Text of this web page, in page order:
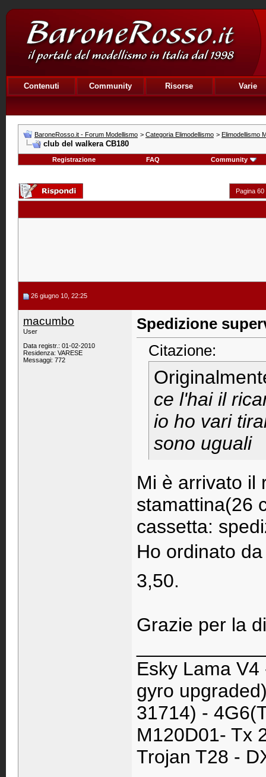
Contenuti Community Risorse Varie
BaroneRosso.it - Forum Modellismo > Categoria Elimodellismo > Elimodellismo
club del walkera CB180
Registrazione FAQ Community
Pagina 60
26 giugno 10, 22:25
macumbo
User
Data registr.: 01-02-2010
Residenza: VARESE
Messaggi: 772
Spedizione
Citazione:
ce l'hai il
io ho vari
sono uguali
Mi è arrivato il
stamattina(26
cassetta:
Ho ordinato
3,50.
Grazie per la
Esky Lama
gyro
31714) -
M120D01- Tx
Trojan T28 -